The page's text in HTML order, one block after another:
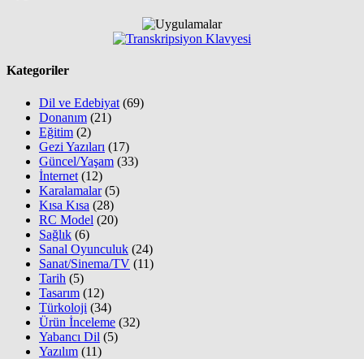
Kategoriler
Dil ve Edebiyat (69)
Donanım (21)
Eğitim (2)
Gezi Yazıları (17)
Güncel/Yaşam (33)
İnternet (12)
Karalamalar(5)
Kısa Kısa (28)
RC Model (20)
Sağlık (6)
Sanal Oyunculuk (24)
Sanat/Sinema/TV (11)
Tarih (5)
Tasarım (12)
Türkoloji (34)
Ürün İnceleme (32)
Yabancı Dil (5)
Yazılım (11)